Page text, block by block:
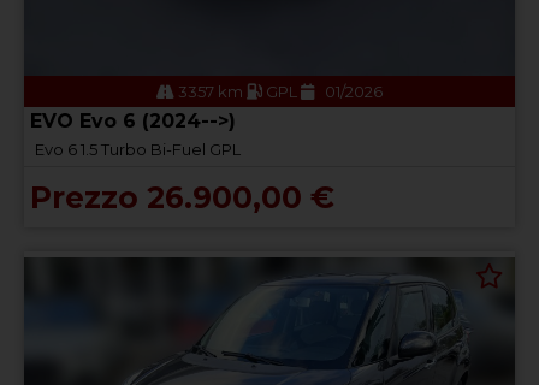
3357 km GPL 01/2026
EVO Evo 6 (2024-->)
Evo 6 1.5 Turbo Bi-Fuel GPL
Prezzo 26.900,00 €